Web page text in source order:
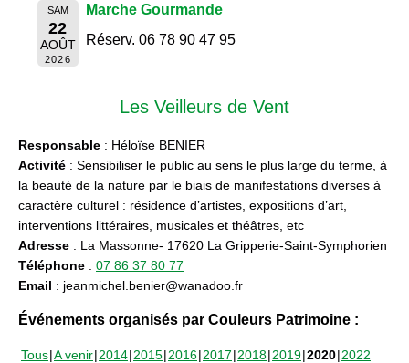
SAM
22
AOÛT
2026
Marche Gourmande
Réserv. 06 78 90 47 95
Les Veilleurs de Vent
Responsable : Héloïse BENIER
Activité : Sensibiliser le public au sens le plus large du terme, à
la beauté de la nature par le biais de manifestations diverses à
caractère culturel : résidence d’artistes, expositions d’art,
interventions littéraires, musicales et théâtres, etc
Adresse : La Massonne- 17620 La Gripperie-Saint-Symphorien
Téléphone : 07 86 37 80 77
Email : jeanmichel.benier@wanadoo.fr
Événements organisés par Couleurs Patrimoine :
Tous A venir 2014 2015 2016 2017 2018 2019 2020 2022